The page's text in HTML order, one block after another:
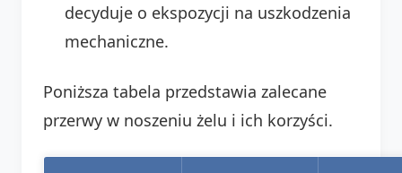
decyduje o ekspozycji na uszkodzenia
mechaniczne.
Poniższa tabela przedstawia zalecane
przerwy w noszeniu żelu i ich korzyści.